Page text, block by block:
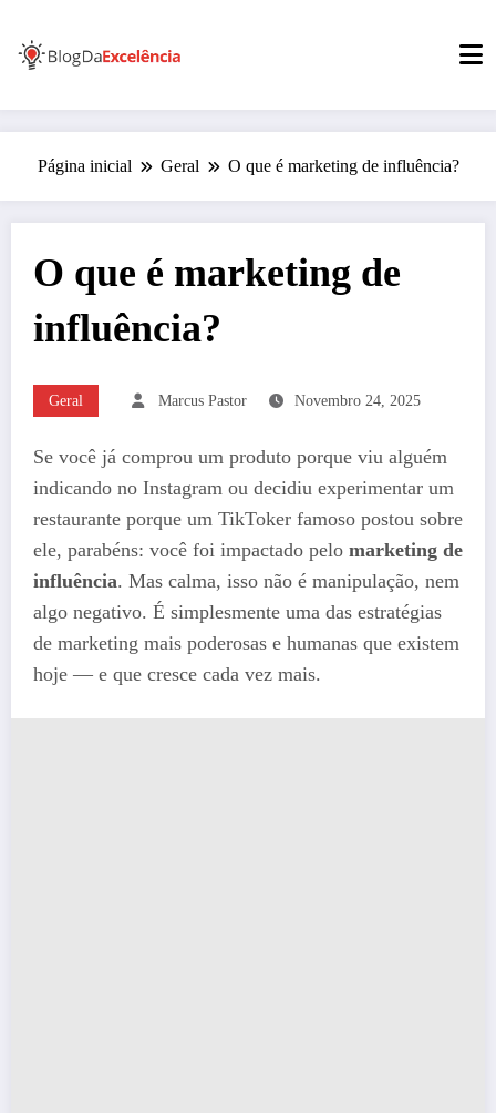
para
conteúdo
Página inicial Geral O que é marketing de influência?
O que é marketing de
influência?
Geral Marcus Pastor Novembro 24, 2025
Se você já comprou um produto porque viu alguém
indicando no Instagram ou decidiu experimentar um
restaurante porque um TikToker famoso postou sobre
ele, parabéns: você foi impactado pelo marketing de
influência. Mas calma, isso não é manipulação, nem
algo negativo. É simplesmente uma das estratégias
de marketing mais poderosas e humanas que existem
hoje — e que cresce cada vez mais.